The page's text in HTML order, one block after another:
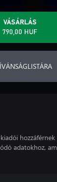
VÁSÁRLÁS
790,00 HUF
hozzáférnek
adatokhoz,